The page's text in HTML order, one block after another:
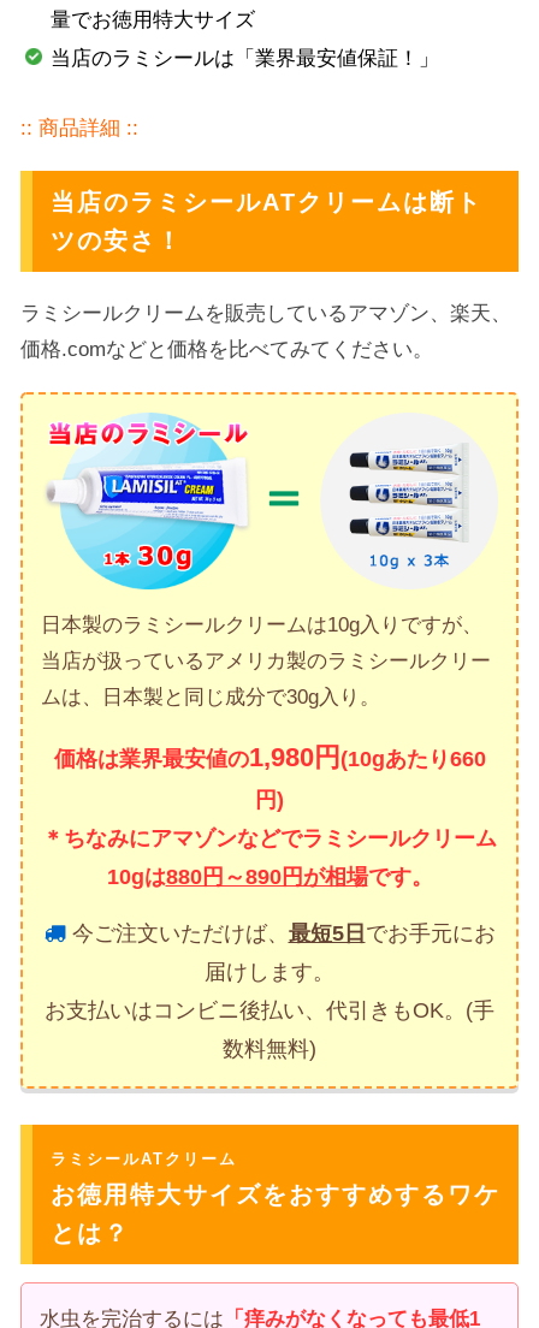
量でお徳用特大サイズ
当店のラミシールは「業界最安値保証！」
:: 商品詳細 ::
当店のラミシールATクリームは断ト
ツの安さ！
ラミシールクリームを販売しているアマゾン、楽天、
価格.comなどと価格を比べてみてください。
日本製のラミシールクリームは10g入りですが、
当店が扱っているアメリカ製のラミシールクリー
ムは、日本製と同じ成分で30g入り。
価格は業界最安値の1,980円 (10gあたり660
円)
＊ちなみにアマゾンなどでラミシールクリーム
10gは880円～890円が相場です。
今ご注文いただけば、 最短5日 でお手元にお
届けします。
お支払いはコンビニ後払い、代引きもOK。(手
数料無料)
ラミシールATクリーム
お徳用特大サイズをおすすめするワケ
とは？
水虫を完治するには 「痒みがなくなっても最低1